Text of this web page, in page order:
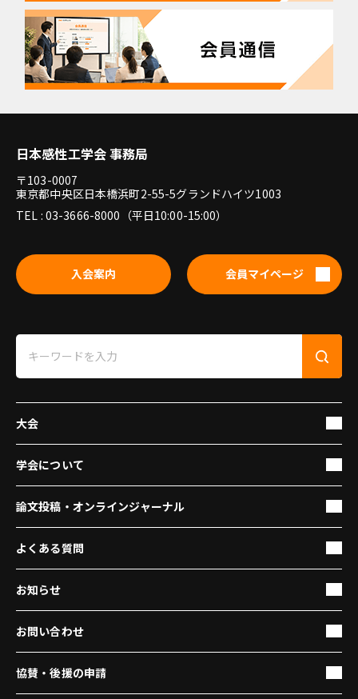
日本感性工学会 事務局
〒103-0007
東京都中央区日本橋浜町2-55-5グランドハイツ1003
TEL : 03-3666-8000（平日10:00-15:00）
入会案内 会員マイページ
大会
学会について
論文投稿・オンラインジャーナル
よくある質問
お知らせ
お問い合わせ
協賛・後援の申請